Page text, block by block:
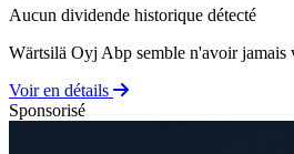
Aucun dividende historique détecté
Wärtsilä Oyj Abp semble n'avoir jamais
Voir en détails
Sponsorisé